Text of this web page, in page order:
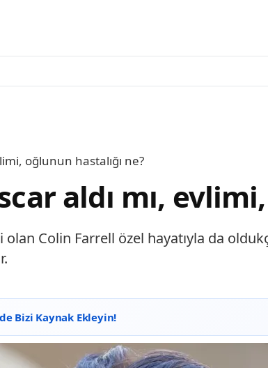
oğlunun hastalığı ne?
aldı mı,
Colin Farrell özel hayatıyla da
Bizi Kaynak Ekleyin!